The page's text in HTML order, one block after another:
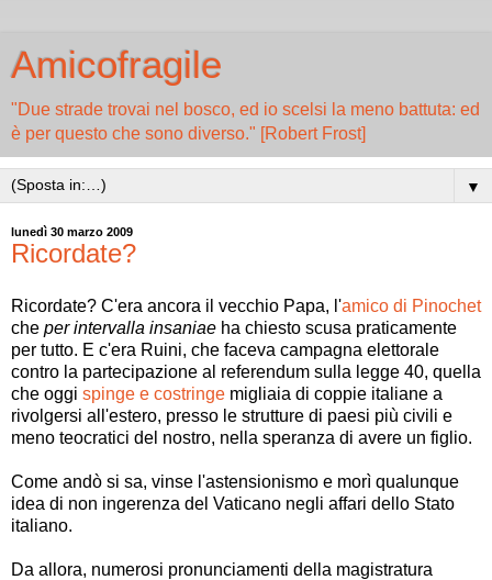
Amicofragile
"Due strade trovai nel bosco, ed io scelsi la meno battuta: ed
è per questo che sono diverso." [Robert Frost]
▼
lunedì 30 marzo 2009
Ricordate?
Ricordate? C'era ancora il vecchio Papa, l'amico di Pinochet
che per intervalla insaniae ha chiesto scusa praticamente
per tutto. E c'era Ruini, che faceva campagna elettorale
contro la partecipazione al referendum sulla legge 40, quella
che oggi spinge e costringe migliaia di coppie italiane a
rivolgersi all'estero, presso le strutture di paesi più civili e
meno teocratici del nostro, nella speranza di avere un figlio.
Come andò si sa, vinse l'astensionismo e morì qualunque
idea di non ingerenza del Vaticano negli affari dello Stato
italiano.
Da allora, numerosi pronunciamenti della magistratura